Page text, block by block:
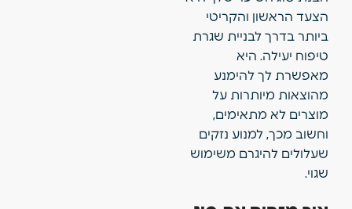
הצעד הראשון והקריטי
ביותר בדרך לבניית שגרת
טיפוח יעילה. היא
מאפשרת לך להימנע
מהוצאות מיותרות על
מוצרים לא מתאימים,
וחשוב מכך, למנוע נזקים
שעלולים להיגרם משימוש
שגוי.